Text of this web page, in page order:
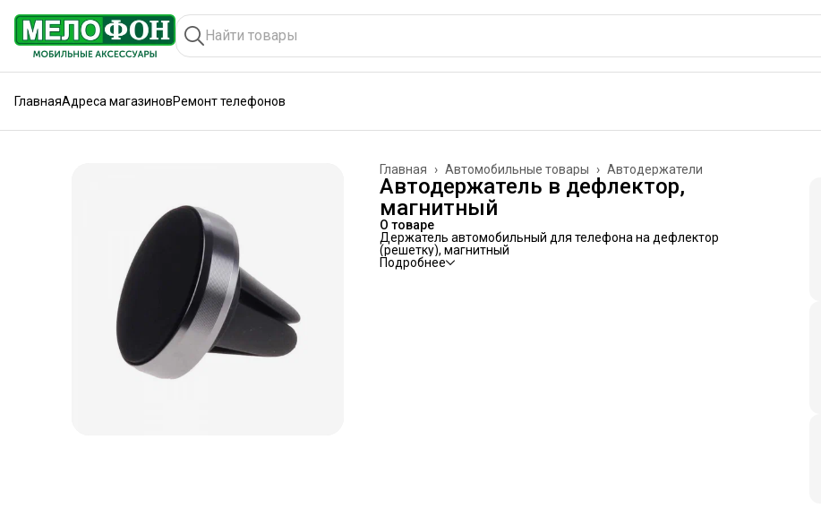
ГлавнаяАдреса магазиновРемонт телефонов
Автодержатели
Автомобильные товары ›
Главная ›
Автодержатель в дефлектор,
магнитный
О товаре
Держатель автомобильный для телефона на дефлектор
(решетку), магнитный
Подробнее